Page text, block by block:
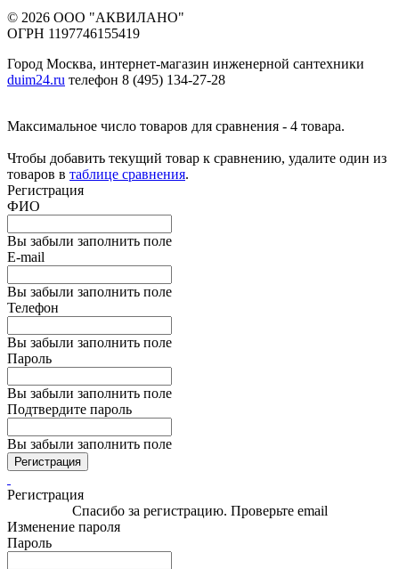
© 2026 ООО "АКВИЛАНО"
ОГРН 1197746155419
Город Москва, интернет-магазин инженерной сантехники
duim24.ru телефон 8 (495) 134-27-28
Максимальное число товаров для сравнения - 4 товара.
Чтобы добавить текущий товар к сравнению, удалите один из
товаров в таблице сравнения.
Регистрация
ФИО
Вы забыли заполнить поле
E-mail
Вы забыли заполнить поле
Телефон
Вы забыли заполнить поле
Пароль
Вы забыли заполнить поле
Подтвердите пароль
Вы забыли заполнить поле
Регистрация
Регистрация
Спасибо за регистрацию. Проверьте email
Изменение пароля
Пароль